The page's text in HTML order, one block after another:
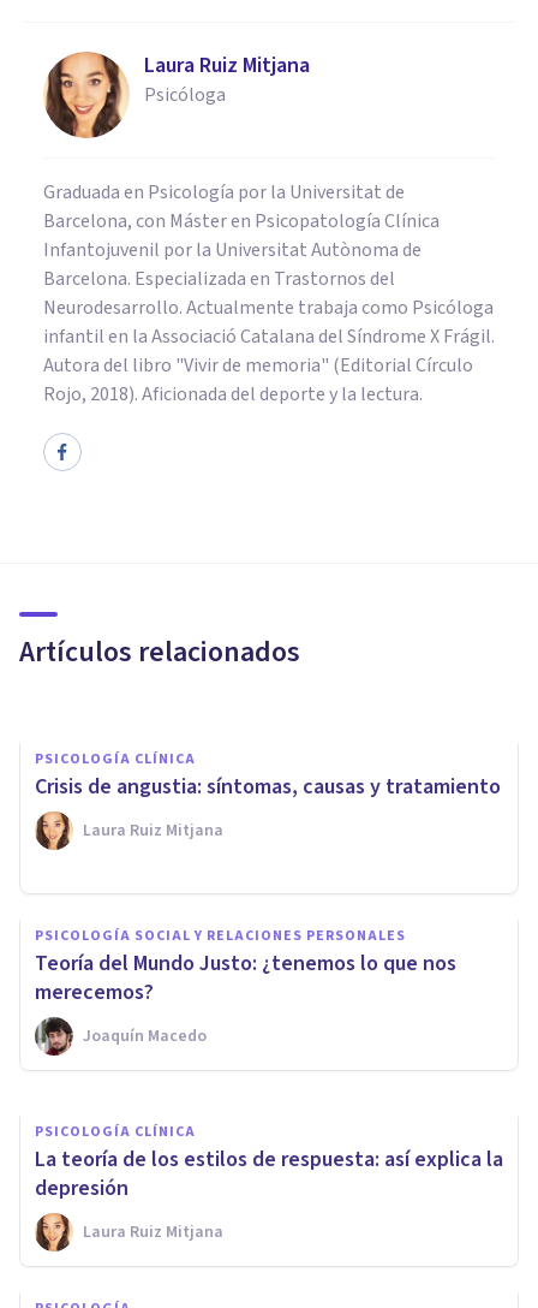
Laura Ruiz Mitjana
Psicóloga
Graduada en Psicología por la Universitat de
Barcelona, con Máster en Psicopatología Clínica
Infantojuvenil por la Universitat Autònoma de
Barcelona. Especializada en Trastornos del
Neurodesarrollo. Actualmente trabaja como Psicóloga
infantil en la Associació Catalana del Síndrome X Frágil.
Autora del libro "Vivir de memoria" (Editorial Círculo
Rojo, 2018). Aficionada del deporte y la lectura.
Artículos relacionados
limitados?
PSICOLOGÍA CLÍNICA
Crisis de angustia: síntomas, causas y tratamiento
Laura Ruiz Mitjana
PSICOLOGÍA SOCIAL Y RELACIONES PERSONALES
​Teoría del Mundo Justo: ¿tenemos lo que nos
merecemos?
Joaquín Macedo
La teoría de la
autofocalización de Lewinsohn
sobre la depresión
Laura Ruiz Mitjana
PSICOLOGÍA CLÍNICA
La teoría de los estilos de respuesta: así explica la
depresión
Laura Ruiz Mitjana